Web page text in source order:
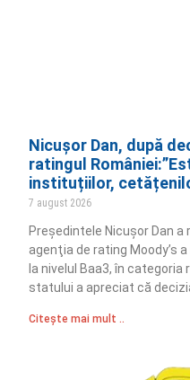
Nicușor Dan, după
ratingul
instituțiilor,
7 august 2026
Preşedintele Nicuşor Dan
agenţia de rating Moody’s
la nivelul Baa3, în
statului a apreciat că
Citește mai mult ..